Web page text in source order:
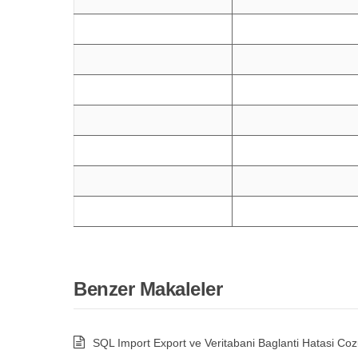
Benzer Makaleler
SQL Import Export ve Veritabani Baglanti Hatasi